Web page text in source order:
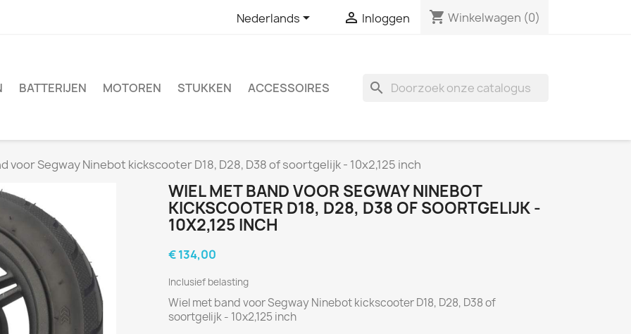
Nederlands  Inloggen shopping_cart Winkelwagen (0)
BATTERIJEN MOTOREN STUKKEN ACCESSOIRES search
voor Segway Ninebot kickscooter D18, D28, D38 of soortgelijk - 10x2,125 inch
WIEL MET BAND VOOR SEGWAY NINEBOT
KICKSCOOTER D18, D28, D38 OF SOORTGELIJK -
10X2,125 INCH
€ 134,00
Inclusief belasting
Wiel met band voor Segway Ninebot kickscooter D18, D28, D38 of
soortgelijk - 10x2,125 inch